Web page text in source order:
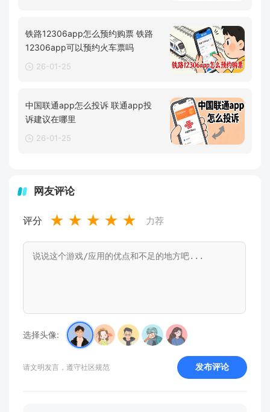
铁路12306app怎么预约购票 铁路
12306app可以预约火车票吗
26-01-25
中国联通app怎么投诉 联通app投
诉建议在哪里
26-01-25
网友评论
评分 ★ ★ ★ ★ ★ 力荐
选择头像:
请文明发言，遵守社区规范 发布评论